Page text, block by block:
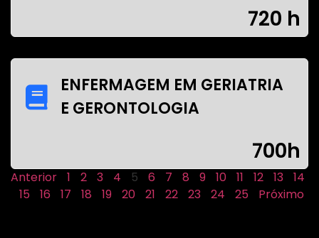
720 h
ENFERMAGEM EM GERIATRIA
E GERONTOLOGIA
700h
Anterior 1 2 3 4 5 6 7 8 9 10 11 12 13
14
15
16 17 18 19 20 21 22 23 24 25 Próximo